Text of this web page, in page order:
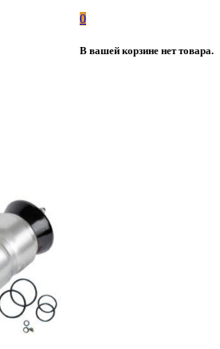
0
В вашей корзине нет товара.